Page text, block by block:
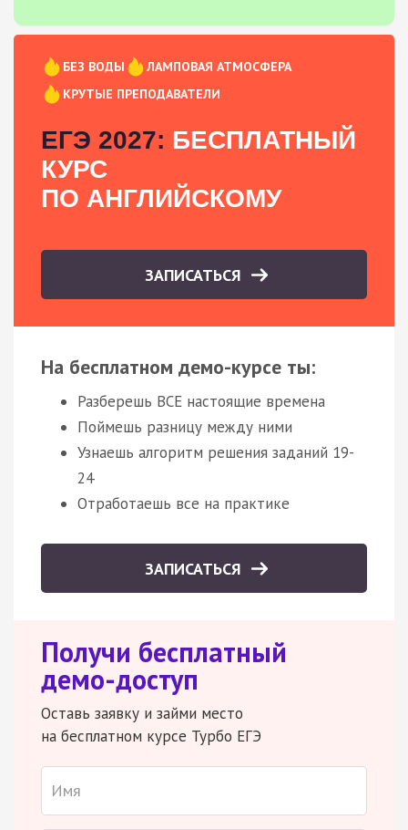
БЕЗ ВОДЫ
ЛАМПОВАЯ АТМОСФЕРА
КРУТЫЕ ПРЕПОДАВАТЕЛИ
ЕГЭ 2027: БЕСПЛАТНЫЙ
КУРС
ПО АНГЛИЙСКОМУ
ЗАПИСАТЬСЯ
На бесплатном демо-курсе ты:
Разберешь ВСЕ настоящие времена
Поймешь разницу между ними
Узнаешь алгоритм решения заданий 19-
24
Отработаешь все на практике
ЗАПИСАТЬСЯ
Получи бесплатный
демо-доступ
Оставь заявку и займи место
на бесплатном курсе Турбо ЕГЭ